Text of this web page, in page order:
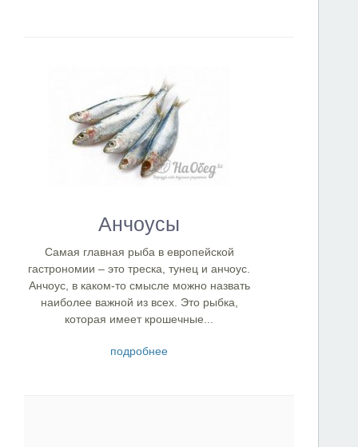
Анчоусы
Самая главная рыба в европейской
гастрономии – это треска, тунец и анчоус.
Анчоус, в каком-то смысле можно назвать
наиболее важной из всех. Это рыбка,
которая имеет крошечные...
подробнее